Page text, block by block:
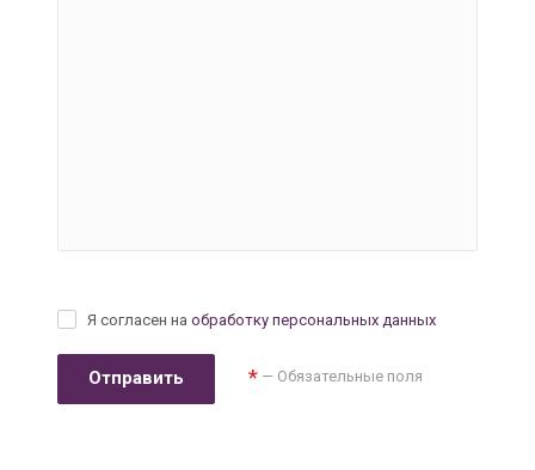
Я согласен на обработку персональных данных
* — Обязательные поля